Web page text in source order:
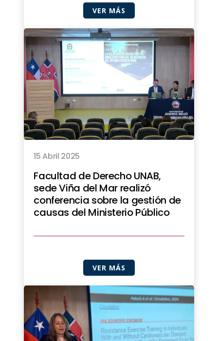
VER MÁS
15 Abril 2025
Facultad de Derecho UNAB,
sede Viña del Mar realizó
conferencia sobre la gestión de
causas del Ministerio Público
VER MÁS